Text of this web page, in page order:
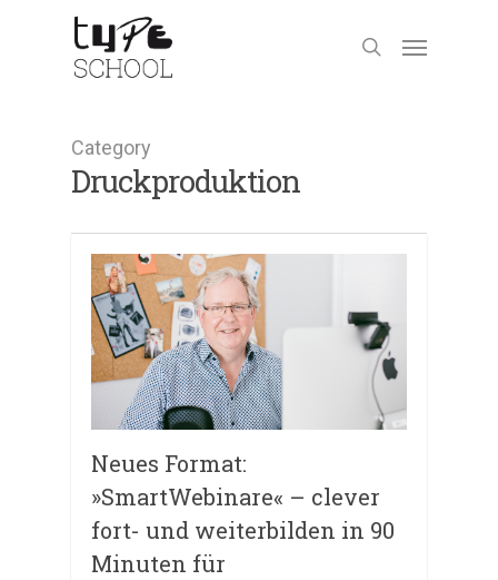
Category
Druckproduktion
Neues Format:
»SmartWebinare« – clever
fort- und weiterbilden in 90
Minuten für